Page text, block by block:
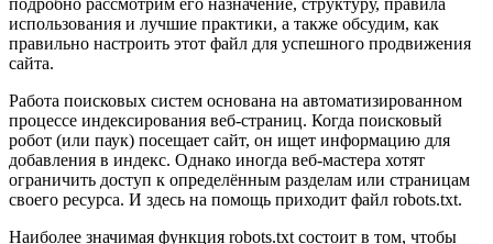
использования и лучшие практики, а также обсудим, как
правильно настроить этот файл для успешного продвижения
сайта.
Работа поисковых систем основана на автоматизированном
процессе индексирования веб-страниц. Когда поисковый
робот (или паук) посещает сайт, он ищет информацию для
добавления в индекс. Однако иногда веб-мастера хотят
ограничить доступ к определённым разделам или страницам
своего ресурса. И здесь на помощь приходит файл robots.txt.
Наиболее значимая функция robots.txt состоит в том, чтобы